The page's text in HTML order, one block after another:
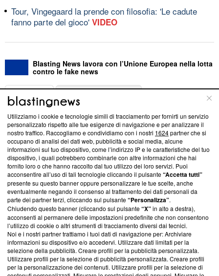
Tour, Vingegaard la prende con filosofia: 'Le cadute
fanno parte del gioco' VIDEO
Blasting News lavora con l’Unione Europea nella lotta
contro le fake news
ABOUT
Questa sezione offre informazioni trasparenti su Blasting
News, sui nostri processi editoriali e su come ci impegniamo a
creare news di qualità. Inoltre, afferma la nostra aderenza a
‘Trust Project - News with Integrity’Blasting News non è
ancora membro del programma, ma ha richiesto di farne
parte; Trust Project non ha ancora effettuato una verifica di
conformità agli standard.
Su di noi
Team editoriale
Corporate
Redazione
Informativa Privacy
Utilizziamo i cookie e tecnologie simili di tracciamento per fornirti un servizio
personalizzato rispetto alle tue esigenze di navigazione e per analizzare il
nostro traffico. Raccogliamo e condividiamo con i nostri 1624partner che si
occupano di analisi dei dati web, pubblicità e social media, alcune
informazioni sul tuo dispositivo, come l’indirizzo IP e le caratteristiche del tuo
dispositivo, i quali potrebbero combinarle con altre informazioni che hai
fornito loro o che hanno raccolto dal tuo utilizzo dei loro servizi. Puoi
acconsentire all’uso di tali tecnologie cliccando il pulsante“Accetta tutti”
presente su questo banner oppure personalizzare le tue scelte, anche
eventualmente negando il consenso al trattamento dei dati personali da
parte dei partner terzi, cliccando sul pulsante“Personalizza”.
Chiudendo questo banner (cliccando sul pulsante“X”in alto a destra),
acconsenti al permanere delle impostazioni predefinite che non consentono
l’utilizzo di cookie o altri strumenti di tracciamento diversi dai tecnici.
Noi e i nostri partner trattiamo i tuoi dati di navigazione per: Archiviare
informazioni su dispositivo e/o accedervi. Utilizzare dati limitati per la
selezione della pubblicità. Creare profili per la pubblicità personalizzata.
Utilizzare profili per la selezione di pubblicità personalizzata. Creare profili
per la personalizzazione dei contenuti. Utilizzare profili per la selezione di